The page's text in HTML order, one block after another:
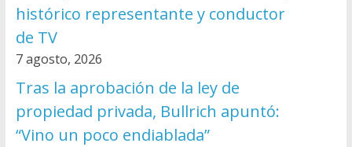
histórico representante y conductor
de TV
7 agosto, 2026
Tras la aprobación de la ley de
propiedad privada, Bullrich apuntó:
“Vino un poco endiablada”